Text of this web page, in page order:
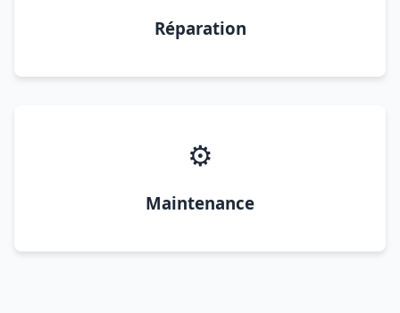
Réparation
⚙️
Maintenance